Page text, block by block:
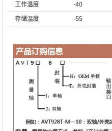
工作温度 -40
存储温度 -55